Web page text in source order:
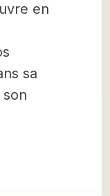
en
sa